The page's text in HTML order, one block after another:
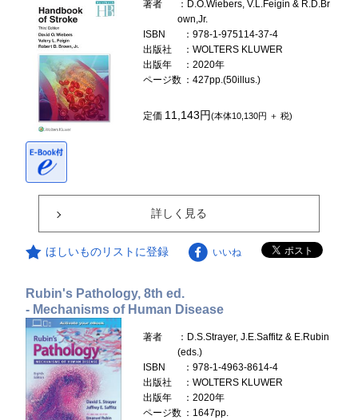
著者
：D.O.Wiebers, V.L.Feigin & R.D.Br
own,Jr.
ISBN
：978-1-975114-37-4
出版社
：WOLTERS KLUWER
出版年
：2020年
ページ数 ：427pp.(50illus.)
定価 11,143円(本体10,130円 ＋ 税)
詳しく見る
ほしいものリストに登録 いいね
Rubin's Pathology, 8th ed.
- Mechanisms of Human Disease
著者
：D.S.Strayer, J.E.Saffitz & E.Rubin
(eds.)
ISBN
：978-1-4963-8614-4
出版社
：WOLTERS KLUWER
出版年
：2020年
ページ数 ：1647pp.